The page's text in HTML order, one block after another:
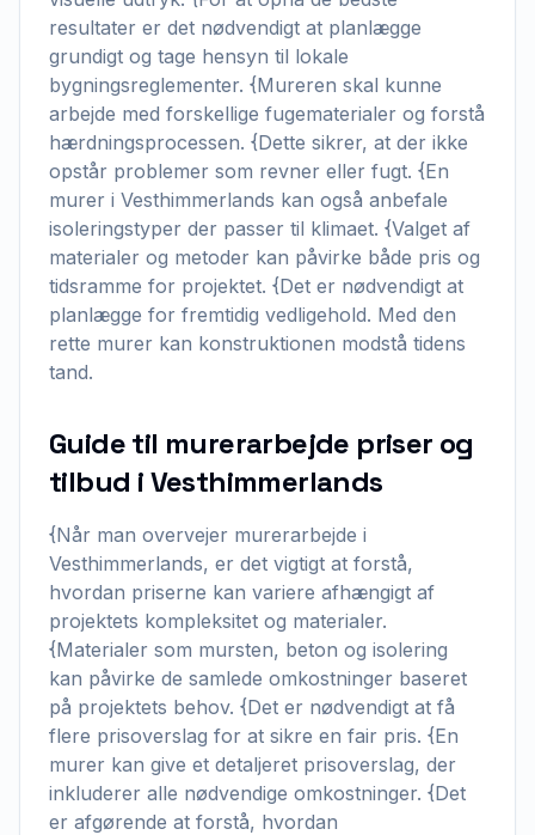
resultater er det nødvendigt at planlægge
grundigt og tage hensyn til lokale
bygningsreglementer. {Mureren skal kunne
arbejde med forskellige fugematerialer og forstå
hærdningsprocessen. {Dette sikrer, at der ikke
opstår problemer som revner eller fugt. {En
murer i Vesthimmerlands kan også anbefale
isoleringstyper der passer til klimaet. {Valget af
materialer og metoder kan påvirke både pris og
tidsramme for projektet. {Det er nødvendigt at
planlægge for fremtidig vedligehold. Med den
rette murer kan konstruktionen modstå tidens
tand.
Guide til murerarbejde priser og
tilbud i Vesthimmerlands
{Når man overvejer murerarbejde i
Vesthimmerlands, er det vigtigt at forstå,
hvordan priserne kan variere afhængigt af
projektets kompleksitet og materialer.
{Materialer som mursten, beton og isolering
kan påvirke de samlede omkostninger baseret
på projektets behov. {Det er nødvendigt at få
flere prisoverslag for at sikre en fair pris. {En
murer kan give et detaljeret prisoverslag, der
inkluderer alle nødvendige omkostninger. {Det
er afgørende at forstå, hvordan